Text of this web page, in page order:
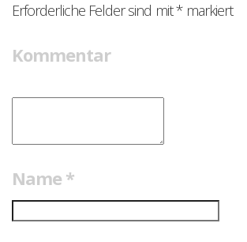
Erforderliche Felder sind mit*markiert
Kommentar
Name *